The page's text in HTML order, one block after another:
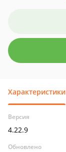
Характеристики
Версия
4.22.9
Обновлено